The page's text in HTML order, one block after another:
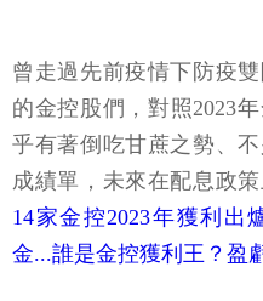
曾走過先前疫情下防疫
的金控股們，對照2023
乎有著倒吃甘蔗之勢、
成績單，未來在配息政
14家金控2023年獲利出
金...誰是金控獲利王？盈